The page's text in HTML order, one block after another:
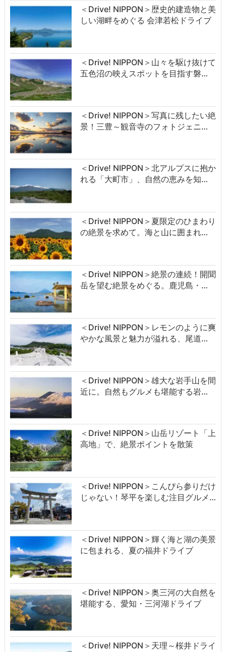
＜Drive! NIPPON＞歴史的建造物と美
しい湖畔をめぐる 会津若松ドライブ
＜Drive! NIPPON＞山々を駆け抜けて
五色沼の映えスポットを目指す磐…
＜Drive! NIPPON＞写真に残したい絶
景！三豊～観音寺のフォトジェニ…
＜Drive! NIPPON＞北アルプスに抱か
れる「大町市」、自然の恵みを知…
＜Drive! NIPPON＞夏限定のひまわり
の絶景を求めて。海と山に囲まれ…
＜Drive! NIPPON＞絶景の連続！開聞
岳を望む絶景をめぐる。鹿児島・…
＜Drive! NIPPON＞レモンのように爽
やかな風景と魅力が溢れる、尾道…
＜Drive! NIPPON＞雄大な岩手山を間
近に。自然もグルメも堪能する岩…
＜Drive! NIPPON＞山岳リゾート「上
高地」で、絶景ポイントを散策
＜Drive! NIPPON＞こんぴら参りだけ
じゃない！琴平を楽しむ注目グルメ…
＜Drive! NIPPON＞輝く海と湖の美景
に包まれる、夏の福井ドライブ
＜Drive! NIPPON＞奥三河の大自然を
堪能する、愛知・三河湖ドライブ
＜Drive! NIPPON＞天理～桜井ドライ